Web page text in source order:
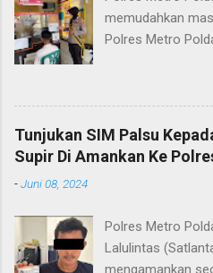
memudahkan
Polres Metro
terkait layanan
pelayanan
kepada
mewujudkan
Heri Sulistyo
“SPKT Polres
Tunjukan SIM Palsu
Supir Di Amankan Ke
-Juni 08, 2024
Polres Metro
Lalulintas
mengamankan